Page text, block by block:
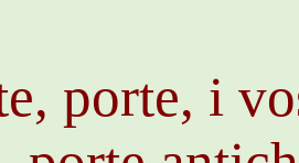
porte, i